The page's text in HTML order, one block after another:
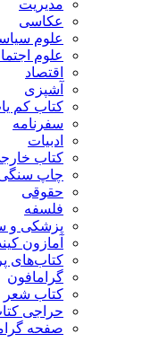
مدیریت
عکاسی
علوم
علوم
اقتصاد
آشپزی
کتاب کم
سفرنامه
ادبیات
کتاب
چاپ
حقوقی
فلسفه
پزشکی و
آمازون
کتاب‌های
گرامافون
کتاب شعر
حراجی
صفحه